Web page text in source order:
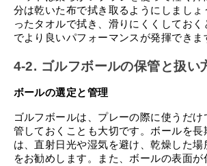
分は乾いた布で拭き取るようにしましょ
ったタオルで拭き、滑りにくくしておく
でより良いパフォーマンスが発揮できま
4-2. ゴルフボールの保管と扱い
ボールの選定と管理
ゴルフボールは、プレーの際に使うだけ
管しておくことも大切です。ボールを長
は、直射日光や湿気を避け、乾燥した場
をお勧めします。また、ボールの表面が